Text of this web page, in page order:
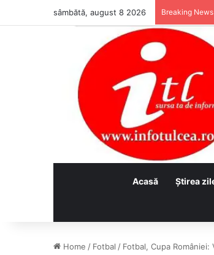
sâmbătă, august 8 2026 Breaking News
Acasă Ştirea
Home / Fotbal / Fotbal, Cupa